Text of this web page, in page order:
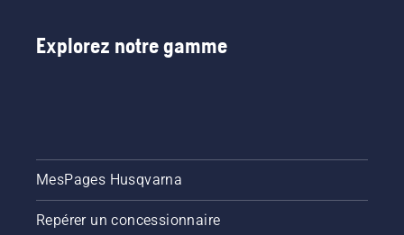
façon
saison.
tronçonneuse
est
désactivé.
tourner
Explorez notre gamme
MesPages Husqvarna
Repérer un concessionnaire